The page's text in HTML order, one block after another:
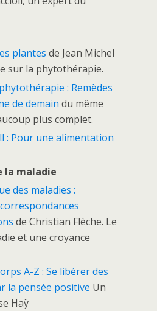
plantes de Jean Michel
sur la phytothérapie.
: Remèdes
de demain du même
plus complet.
: Pour une alimentation
la maladie
des maladies :
de Christian Flèche. Le
et une croyance
A-Z : Se libérer des
la pensée positive Un
Haÿ